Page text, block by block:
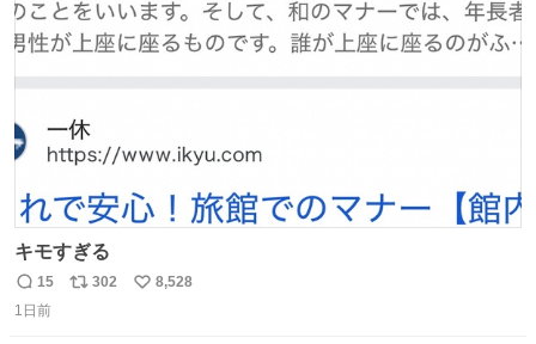
数
キモすぎる
返
信
15
リ
302
い
8,528
1日前